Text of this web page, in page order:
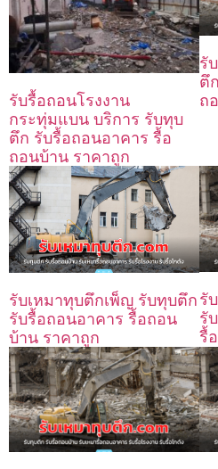
รับรื้อถอนโรงงาน
กระทุ่มแบน บริการ รับทุบ
ตึก รับรื้อถอนอาคาร รื้อ
ถอนบ้าน ราคาถูก
รั
ตึ
ถ
รับเหมาทุบตึกเพ็ญ รับทุบตึก
รับรื้อถอนอาคาร รื้อถอน
บ้าน ราคาถูก
รั
รั
รื้